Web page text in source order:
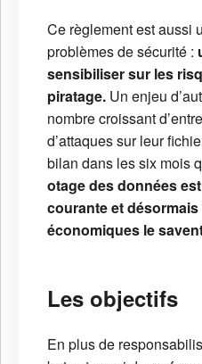
Ce règlement est aussi
problèmes de sécurité :
sensibiliser sur les
piratage. Un enjeu
nombre croissant
d’attaques sur leur
bilan dans les six mois
otage des données
courante et
économiques le
Les objectifs
En plus de